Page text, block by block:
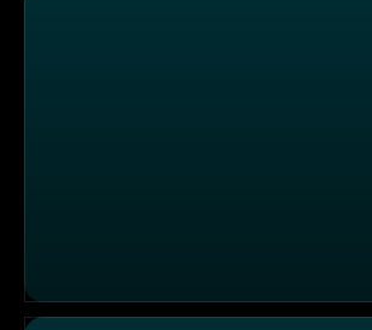
Hotel Test: 24h All Inklusive während